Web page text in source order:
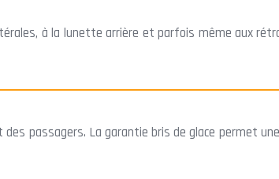
à la lunette arrière et parfois même aux
passagers. La garantie bris de glace permet